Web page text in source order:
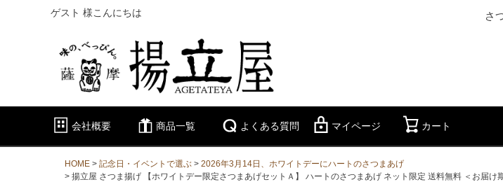
ゲスト 様こんにちは さ
会社概要 商品一覧 よくある質問 マイページ カート
HOME 記念日・イベントで選ぶ
2026年3月14日、ホワイトデーにハートのさつまあげ
揚立屋 さつま揚げ 【ホワイトデー限定さつまあげセットＡ】 ハートのさつまあげ ネット限定 送料無料 ＜お届け